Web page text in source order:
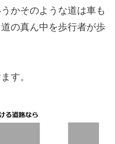
かそのような道は車も
の真ん中を歩行者が歩
す。